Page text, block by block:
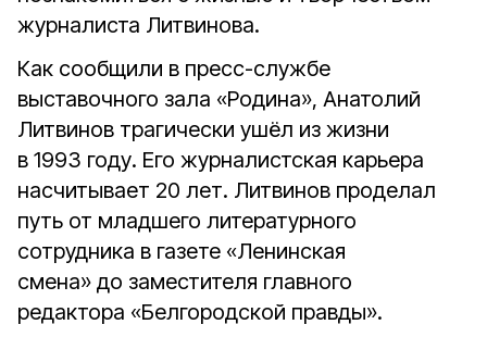
журналиста Литвинова.
Как сообщили в пресс-службе
выставочного зала «Родина», Анатолий
Литвинов трагически ушёл из жизни
в 1993 году. Его журналистская карьера
насчитывает 20 лет. Литвинов проделал
путь от младшего литературного
сотрудника в газете «Ленинская
смена» до заместителя главного
редактора «Белгородской правды».